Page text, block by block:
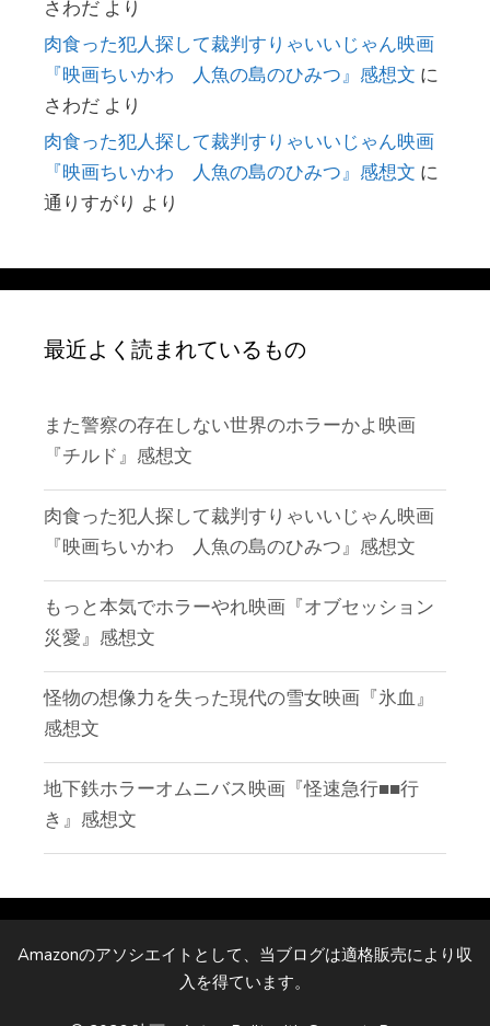
さわだ より
肉食った犯人探して裁判すりゃいいじゃん映画
『映画ちいかわ 人魚の島のひみつ』感想文 に
さわだ より
肉食った犯人探して裁判すりゃいいじゃん映画
『映画ちいかわ 人魚の島のひみつ』感想文 に
通りすがり より
最近よく読まれているもの
また警察の存在しない世界のホラーかよ映画
『チルド』感想文
肉食った犯人探して裁判すりゃいいじゃん映画
『映画ちいかわ 人魚の島のひみつ』感想文
もっと本気でホラーやれ映画『オブセッション
災愛』感想文
怪物の想像力を失った現代の雪女映画『氷血』
感想文
地下鉄ホラーオムニバス映画『怪速急行■■行
き』感想文
Amazonのアソシエイトとして、当ブログは適格販売により収
入を得ています。